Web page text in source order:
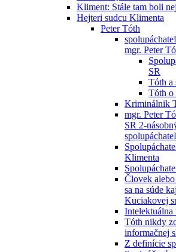
Kliment: Stále tam boli
Hejteri sudcu Klimenta
Peter Tóth
mgr. Peter
SR
Tóth a
Tóth o
Kriminálnik
mgr. Peter
SR 2-
Klimenta
Človek
sa na súde
Kuciakovej
Intelektuálna
Tóth nikdy
informačnej
Z definície